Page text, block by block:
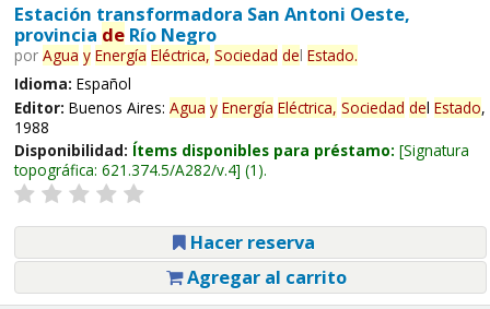
Estación transformadora San Antoni Oeste,
provincia deRío Negro
por Agua y Energía Eléctrica, Sociedad del Estado.
Idioma: Español
Editor: Buenos Aires: Agua y Energía Eléctrica, Sociedad del Estado,
1988
Disponibilidad: Ítems disponibles para préstamo: Signatura
topográfica: 621.374.5/A282/v.4 (1).
Hacer reserva
Agregar al carrito